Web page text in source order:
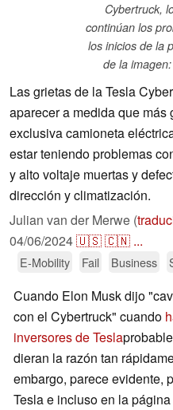
Cybertruck,
continúan los
los inicios de la
de la
Las grietas de la Tesla
aparecer a medida que
exclusiva camioneta
estar teniendo problemas
y alto voltaje muertas y
dirección y climatización.
Julian van der Merwe (
04/06/2024🇺🇸🇨🇳 ...
E-Mobility Fail Business
Cuando Elon Musk dijo
con el Cybertruck" cuando
inversores de Tesla
dieran la razón tan
embargo, parece evidente,
Tesla e incluso en la